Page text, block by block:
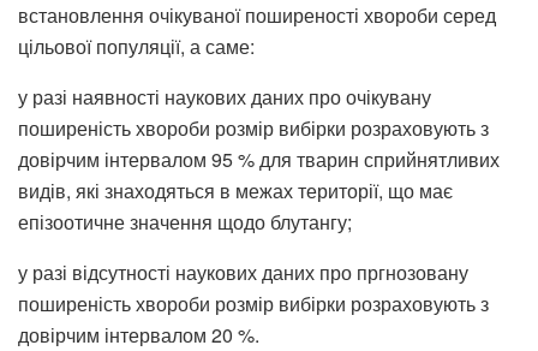
встановлення очікуваної поширеності хвороби серед
цільової популяції, а саме:
у разі наявності наукових даних про очікувану
поширеність хвороби розмір вибірки розраховують з
довірчим інтервалом 95 % для тварин сприйнятливих
видів, які знаходяться в межах території, що має
епізоотичне значення щодо блутангу;
у разі відсутності наукових даних про пргнозовану
поширеність хвороби розмір вибірки розраховують з
довірчим інтервалом 20 %.